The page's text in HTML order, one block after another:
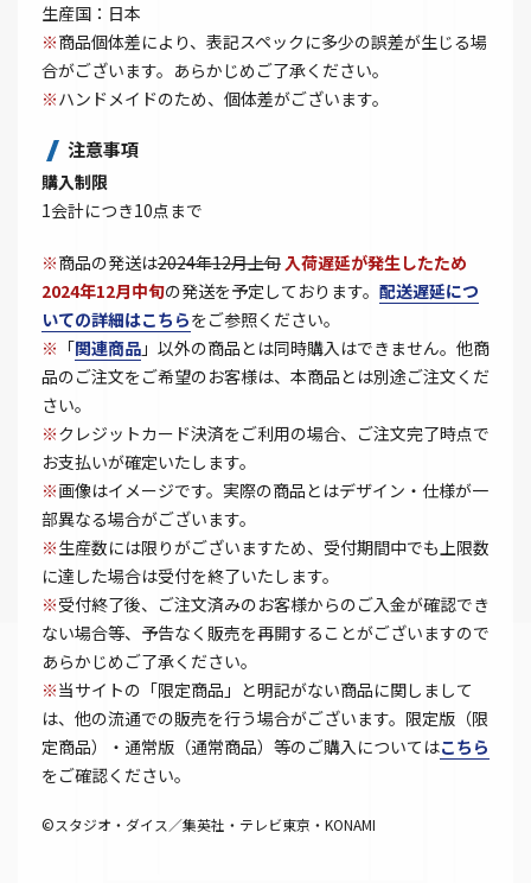
生産国：日本
※商品個体差により、表記スペックに多少の誤差が生じる場
合がございます。あらかじめご了承ください。
※ハンドメイドのため、個体差がございます。
注意事項
購入制限
1会計につき10点まで
※商品の発送は2024年12月上旬入荷遅延が発生したため
2024年12月中旬の発送を予定しております。 配送遅延につ
いての詳細はこちらをご参照ください。
※ 「関連商品 」以外の商品とは同時購入はできません。他商
品のご注文をご希望のお客様は、本商品とは別途ご注文くだ
さい。
※クレジットカード決済をご利用の場合、ご注文完了時点で
お支払いが確定いたします。
※画像はイメージです。実際の商品とはデザイン・仕様が一
部異なる場合がございます。
※生産数には限りがございますため、受付期間中でも上限数
に達した場合は受付を終了いたします。
※受付終了後、ご注文済みのお客様からのご入金が確認でき
ない場合等、予告なく販売を再開することがございますので
あらかじめご了承ください。
※当サイトの「限定商品」と明記がない商品に関しまして
は、他の流通での販売を行う場合がございます。限定版（限
定商品）・通常版（通常商品）等のご購入についてはこちら
をご確認ください。
©スタジオ・ダイス／集英社・テレビ東京・KONAMI